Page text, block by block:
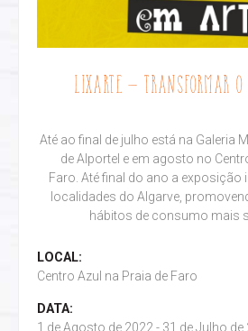
LIXARTE – TRANSFORMAR
Até ao final de julho está na Galeria
de Alportel e em agosto no
Faro. Até final do ano a exposição
localidades do Algarve,
hábitos de consumo mais
LOCAL:
Centro Azul na Praia de Faro
DATA:
1 de Agosto de 2022 - 31 de Julho de